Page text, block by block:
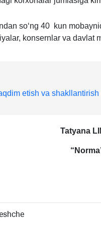
AV
soʻng 40 kun
konsernlar va davlat
etish va shakllantirish
Tatyana L